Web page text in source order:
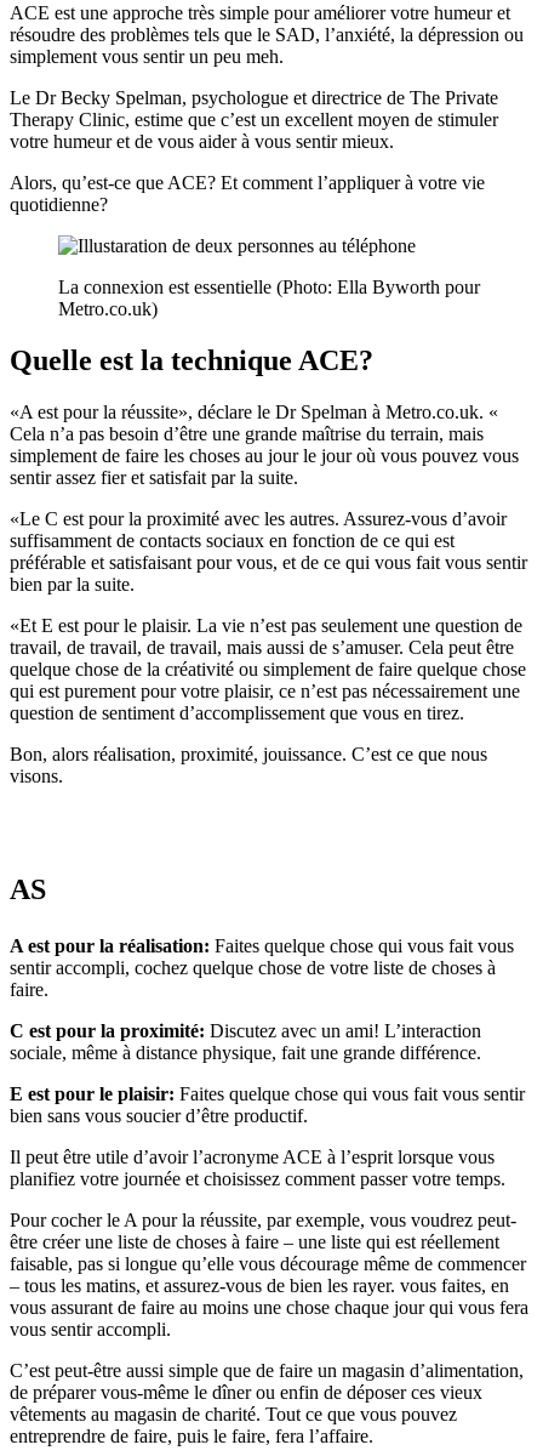
ACE est une approche très simple pour améliorer votre humeur et
résoudre des problèmes tels que le SAD, l’anxiété, la dépression ou
simplement vous sentir un peu meh.
Le Dr Becky Spelman, psychologue et directrice de The Private
Therapy Clinic, estime que c’est un excellent moyen de stimuler
votre humeur et de vous aider à vous sentir mieux.
Alors, qu’est-ce que ACE? Et comment l’appliquer à votre vie
quotidienne?
La connexion est essentielle (Photo: Ella Byworth pour
Metro.co.uk)
Quelle est la technique ACE?
«A est pour la réussite», déclare le Dr Spelman à Metro.co.uk. «
Cela n’a pas besoin d’être une grande maîtrise du terrain, mais
simplement de faire les choses au jour le jour où vous pouvez vous
sentir assez fier et satisfait par la suite.
«Le C est pour la proximité avec les autres. Assurez-vous d’avoir
suffisamment de contacts sociaux en fonction de ce qui est
préférable et satisfaisant pour vous, et de ce qui vous fait vous sentir
bien par la suite.
«Et E est pour le plaisir. La vie n’est pas seulement une question de
travail, de travail, de travail, mais aussi de s’amuser. Cela peut être
quelque chose de la créativité ou simplement de faire quelque chose
qui est purement pour votre plaisir, ce n’est pas nécessairement une
question de sentiment d’accomplissement que vous en tirez.
Bon, alors réalisation, proximité, jouissance. C’est ce que nous
visons.
AS
A est pour la réalisation: Faites quelque chose qui vous fait vous
sentir accompli, cochez quelque chose de votre liste de choses à
faire.
C est pour la proximité: Discutez avec un ami! L’interaction
sociale, même à distance physique, fait une grande différence.
E est pour le plaisir: Faites quelque chose qui vous fait vous sentir
bien sans vous soucier d’être productif.
Il peut être utile d’avoir l’acronyme ACE à l’esprit lorsque vous
planifiez votre journée et choisissez comment passer votre temps.
Pour cocher le A pour la réussite, par exemple, vous voudrez peut-
être créer une liste de choses à faire – une liste qui est réellement
faisable, pas si longue qu’elle vous décourage même de commencer
– tous les matins, et assurez-vous de bien les rayer. vous faites, en
vous assurant de faire au moins une chose chaque jour qui vous fera
vous sentir accompli.
C’est peut-être aussi simple que de faire un magasin d’alimentation,
de préparer vous-même le dîner ou enfin de déposer ces vieux
vêtements au magasin de charité. Tout ce que vous pouvez
entreprendre de faire, puis le faire, fera l’affaire.